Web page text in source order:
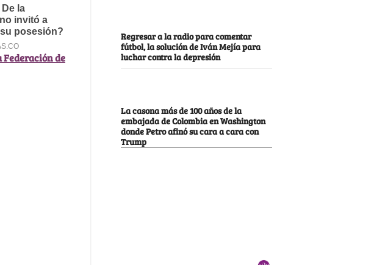
de
Regresar a la radio para comentar
fútbol, la solución de Iván Mejía para
luchar contra la depresión
La casona más de 100 años de la
embajada de Colombia en Washington
donde Petro afinó su cara a cara con
Trump